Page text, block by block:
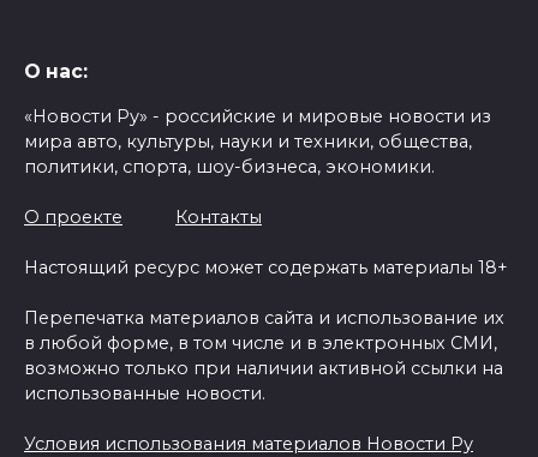
О нас:
«Новости Ру» - российские и мировые новости из
мира авто, культуры, науки и техники, общества,
политики, спорта, шоу-бизнеса, экономики.
О проекте Контакты
Настоящий ресурс может содержать материалы 18+
Перепечатка материалов сайта и использование их
в любой форме, в том числе и в электронных СМИ,
возможно только при наличии активной ссылки на
использованные новости.
Условия использования материалов Новости Ру